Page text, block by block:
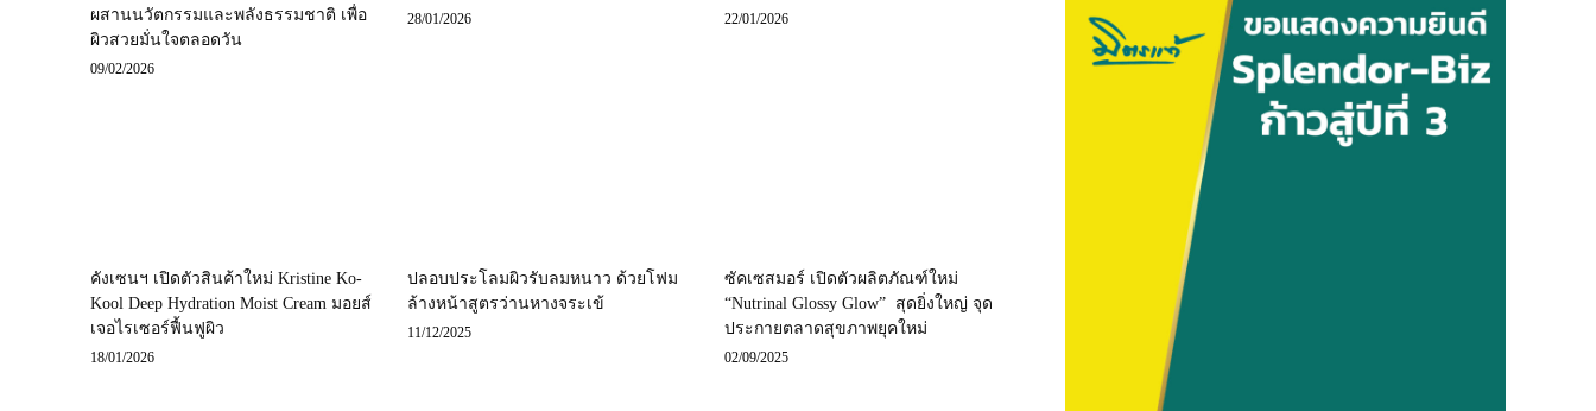
ผสานนวัตกรรมและพลังธรรมชาติ เพื่อ
ผิวสวยมั่นใจตลอดวัน
09/02/2026
28/01/2026 22/01/2026
คังเซนฯ เปิดตัวสินค้าใหม่ Kristine Ko-
Kool Deep Hydration Moist Cream มอยส์
เจอไรเซอร์ฟื้นฟูผิว
18/01/2026
ปลอบประโลมผิวรับลมหนาว ด้วยโฟม
ล้างหน้าสูตรว่านหางจระเข้
11/12/2025
ซัคเซสมอร์ เปิดตัวผลิตภัณฑ์ใหม่
“Nutrinal Glossy Glow” สุดยิ่งใหญ่ จุด
ประกายตลาดสุขภาพยุคใหม่
02/09/2025